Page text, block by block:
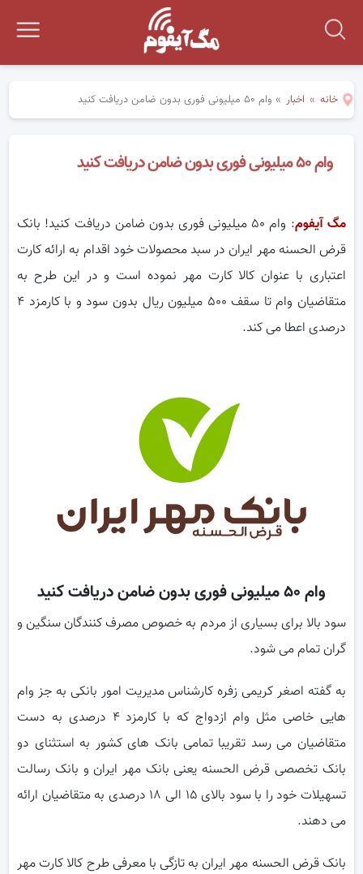
خانه » اخبار » وام ۵۰ میلیونی فوری بدون ضامن دریافت کنید
وام ۵۰ میلیونی فوری بدون ضامن دریافت کنید
مگ آیفوم
: وام ۵۰ میلیونی فوری بدون ضامن دریافت کنید! بانک
قرض الحسنه مهر ایران در سبد محصولات خود اقدام به ارائه کارت
اعتباری با عنوان کالا کارت مهر نموده است و در این طرح به
متقاضیان وام تا سقف ۵۰۰ میلیون ریال بدون سود و با کارمزد ۴
درصدی اعطا می کند.
وام ۵۰ میلیونی فوری بدون ضامن دریافت کنید
سود بالا برای بسیاری از مردم به خصوص مصرف کنندگان سنگین و
گران تمام می شود.
به گفته اصغر کریمی زفره کارشناس مدیریت امور بانکی به جز وام
هایی خاصی مثل وام ازدواج که با کارمزد ۴ درصدی به دست
متقاضیان می رسد تقریبا تمامی بانک های کشور به استثنای دو
بانک تخصصی قرض الحسنه یعنی بانک مهر ایران و بانک رسالت
تسهیلات خود را با سود بالای ۱۵ الی ۱۸ درصدی به متقاضیان ارائه
می دهند.
بانک قرض الحسنه مهر ایران به تازگی با معرفی طرح کالا کارت مهر